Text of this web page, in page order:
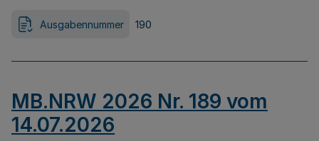
Ausgabennummer 190
MB.NRW 2026 Nr. 189 vom
14.07.2026